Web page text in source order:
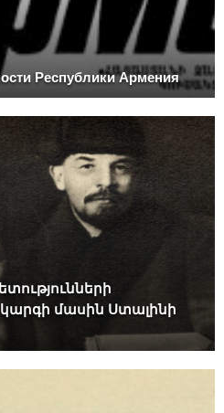
Республики Армения
կարգի մասին Ստալինի